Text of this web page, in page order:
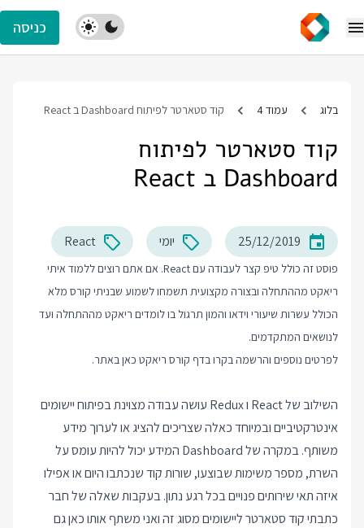
כניסה
בלוג עמוד 4 קוד סטארטר לפיתוח Dashboard ב React
קוד סטארטר לפיתוח
Dashboard ב React
25/12/2019 יומי React
פוסט זה כולל טיפ קצר לעבודה עם React. אם אתם רוצים ללמוד איתי
ריאקט מההתחלה ובצורה מקצועית תשמחו לשמוע שבניתי קורס מלא
הכולל עשרות שיעורי וידאו והמון תרגול בו לומדים ריאקט מההתחלה ועד
לנושאים המתקדמים.
לפרטים נוספים והרשמה בקרו בדף קורס ריאקט כאן באתר.
השילוב של React ו Redux עושה עבודה מצוינת בפיתוח יישומים
אינטרקטיביים ובמיוחד כאלה שצריכים להציג או לערוך מידע
משותף. במקרה של Dashboard המידע יכול להיות עומס על
השרת, מספר משימות שבוצעו, שורות קוד שנכתבו היום או אפילו
איזהתאי שירותים פנוייםבכל רגע נתון. בעקבות שאלה של חבר
כתבתי קוד סטארטר ליישומים מסוג זה ואני משתף אותו כאן גם